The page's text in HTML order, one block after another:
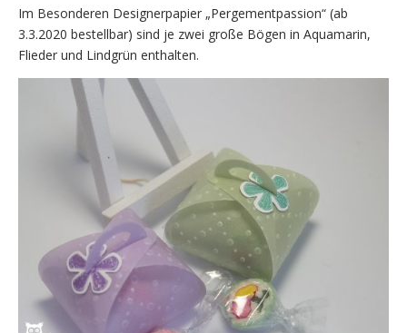
Im Besonderen Designerpapier „Pergementpassion“ (ab
3.3.2020 bestellbar) sind je zwei große Bögen in Aquamarin,
Flieder und Lindgrün enthalten.